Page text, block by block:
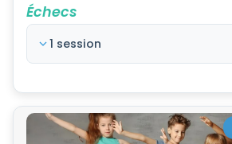
Échecs
1 session